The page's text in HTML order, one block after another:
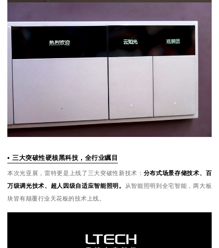
• 三大突破性硬核黑科技，全行业瞩目
本次光亚展，雷特更是上线了三大突破性新技术： 分布式场景存储技术、百
万级调光技术、超人因级自适应智能照明。
从智能照明到全宅智能，两大板
块皆有颠覆行业天花板的技术上线。